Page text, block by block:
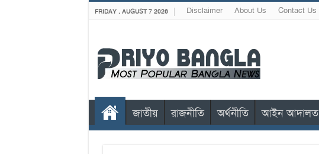
FRIDAY , AUGUST 7 2026 Disclaimer About Us Contact Us
জাতীয় রাজনীতি অর্থনীতি আইন আদালত